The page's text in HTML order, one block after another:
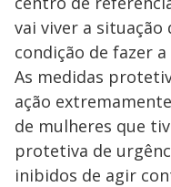
vai viver a situação
condição de fazer
As medidas
ação
de mulheres que
protetiva de
inibidos de agir